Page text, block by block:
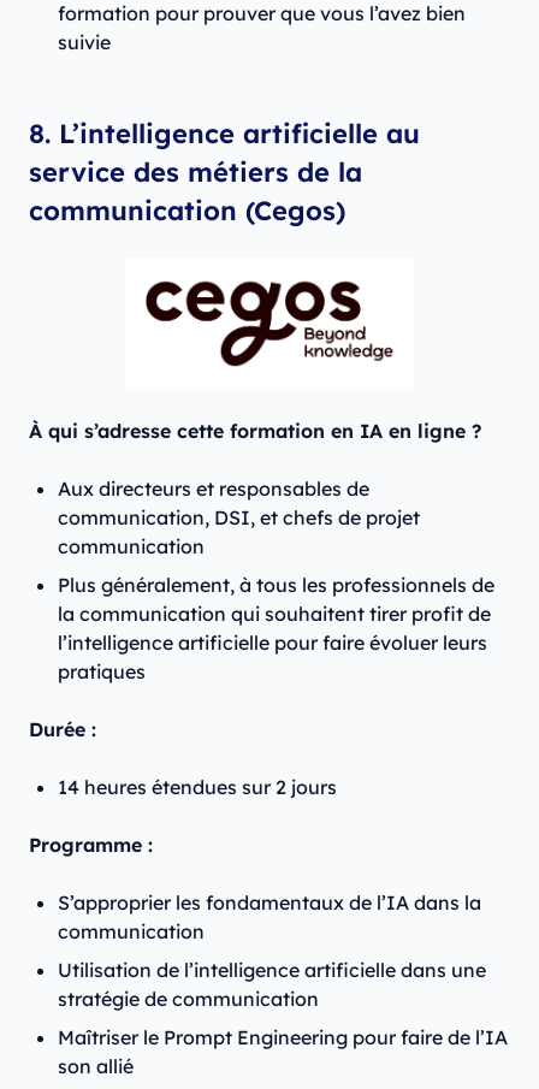
formation pour prouver que vous l’avez bien
suivie
8. L’intelligence artificielle au
service des métiers de la
communication (Cegos)
À qui s’adresse cette formation en IA en ligne ?
Aux directeurs et responsables de
communication, DSI, et chefs de projet
communication
Plus généralement, à tous les professionnels de
la communication qui souhaitent tirer profit de
l’intelligence artificielle pour faire évoluer leurs
pratiques
Durée :
14 heures étendues sur 2 jours
Programme :
S’approprier les fondamentaux de l’IA dans la
communication
Utilisation de l’intelligence artificielle dans une
stratégie de communication
Maîtriser le Prompt Engineering pour faire de l’IA
son allié